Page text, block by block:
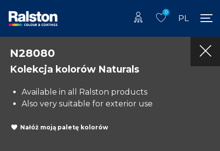
0
PL
N28080
Kolekcja kolorów Naturals
Available in all Ralston products
Also very suitable for exterior use
Nałóż moją paletę kolorów